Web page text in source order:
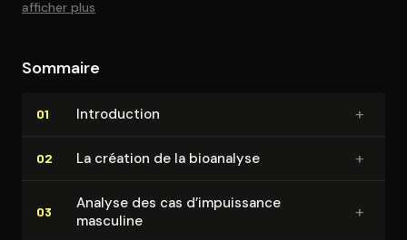
afficher plus
Sommaire
01 In­tro­duc­tion +
02 La création de la bioanalyse +
03
Analyse des cas d’impuissance
masculine
+